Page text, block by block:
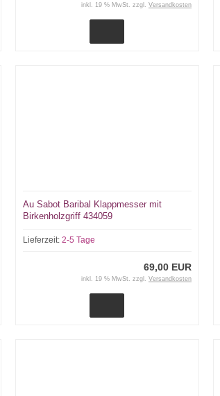
inkl. 19 % MwSt. zzgl. Versandkosten
Au Sabot Baribal Klappmesser mit
Birkenholzgriff 434059
Lieferzeit: 2-5 Tage
69,00 EUR
inkl. 19 % MwSt. zzgl. Versandkosten